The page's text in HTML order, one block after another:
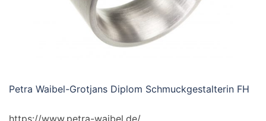
Petra Waibel-Grotjans Diplom Schmuckgestalterin FH